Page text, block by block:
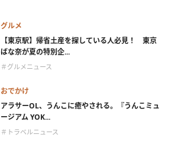
グルメ
【東京駅】帰省土産を探している人必見！ 東京
ばな奈が夏の特別企...
＃グルメニュース
おでかけ
アラサーOL、うんこに癒やされる。『うんこミュ
ージアム YOK...
＃トラベルニュース